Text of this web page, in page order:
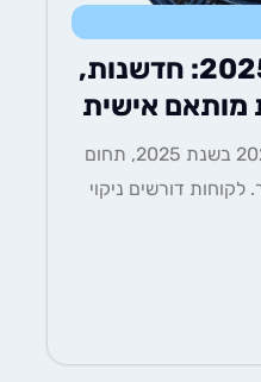
ניקיון ב-2025: חדשנות,
אישית
עולם הניקיון משתנה ב-2025 בשנת 2025, תחום
ניקוי